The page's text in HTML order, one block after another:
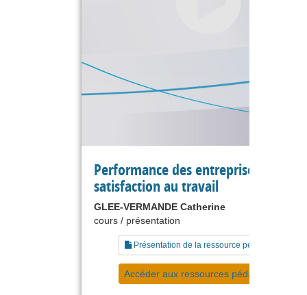
Performance des entreprises et
satisfaction au travail
GLEE-VERMANDE Catherine
cours / présentation
Présentation de la ressource pédagogique
Accéder aux ressources pédagogiques